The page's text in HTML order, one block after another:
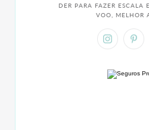
DER PARA FAZER ESCALA
VOO, MELHOR